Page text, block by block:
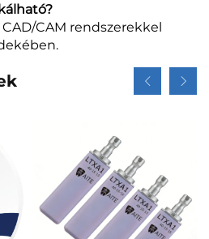
CAM rendszerekkel